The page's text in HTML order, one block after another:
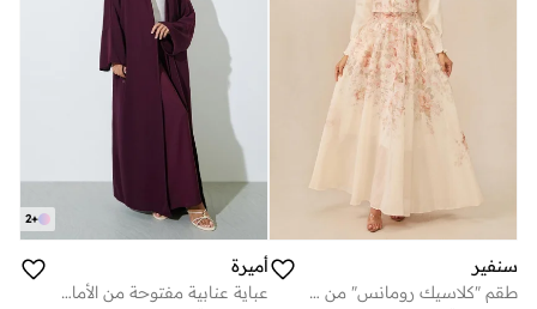
سنفير
طقم "كلاسيك رومانس" من بلوزة وتنورة باللون الوردي وبطبعة الزهور
+
2
أميرة
عباية عنابية مفتوحة من الأمام بأكمام خفاش